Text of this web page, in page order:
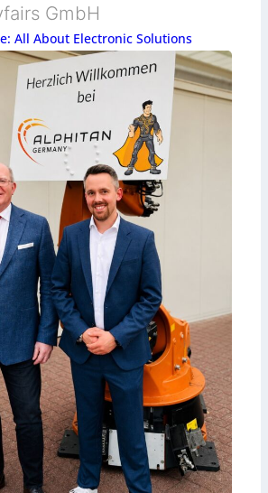
GmbH
All About Electronic Solutions